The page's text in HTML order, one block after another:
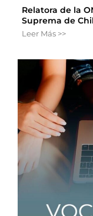
Relatora de la
Suprema de
Leer Más >>